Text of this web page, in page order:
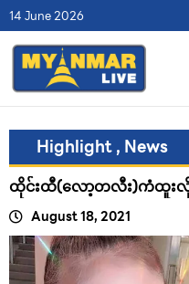
14 June 2026
Highlight, News
ထိုင်းထီ(လော့တလီး)ကံထူးလို့
August 18, 2021